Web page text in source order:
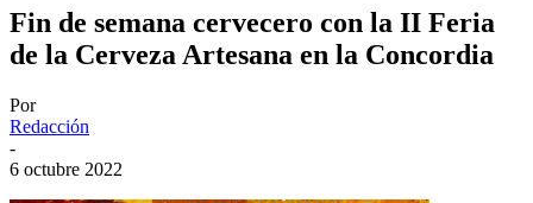
Fin de semana cervecero con la II Feria
de la Cerveza Artesana en la Concordia
Por
Redacción
-
6 octubre 2022